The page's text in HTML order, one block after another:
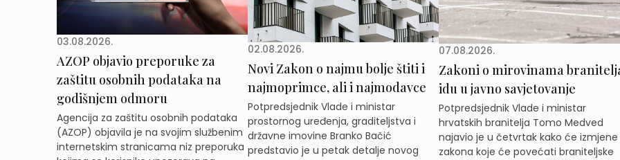
03.08.2026.
AZOP objavio preporuke za
zaštitu osobnih podataka na
godišnjem odmoru
Agencija za zaštitu osobnih podataka
(AZOP) objavila je na svojim službenim
internetskim stranicama niz preporuka
02.08.2026.
Novi Zakon o najmu bolje štiti i
najmoprimce, ali i najmodavce
Potpredsjednik Vlade i ministar
prostornog uređenja, graditeljstva i
državne imovine Branko Bačić
predstavio je u petak detalje novog
07.08.2026.
Zakoni o mirovinama
idu u javno savjetovanje
Potpredsjednik Vlade i ministar
hrvatskih branitelja Tomo Medved
najavio je u četvrtak kako će izmjene
zakona koje će povećati braniteljske